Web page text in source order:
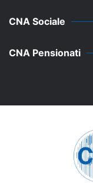
CNA Sociale
CNA Pensionati